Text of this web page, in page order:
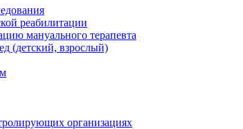
реабилитации
мануального терапевта
(детский, взрослый)
организациях